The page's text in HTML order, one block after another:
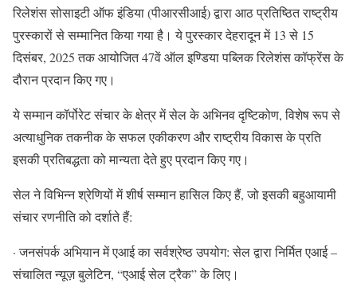
रिलेशंस सोसाइटी ऑफ इंडिया (पीआरसीआई) द्वारा आठ प्रतिष्ठित राष्ट्रीय
पुरस्कारों से सम्मानित किया गया है। ये पुरस्कार देहरादून में 13 से 15
दिसंबर, 2025 तक आयोजित 47वें ऑल इण्डिया पब्लिक रिलेशंस कॉफ्रेंस के
दौरान प्रदान किए गए।
ये सम्मान कॉर्पोरेट संचार के क्षेत्र में सेल के अभिनव दृष्टिकोण, विशेष रूप से
अत्याधुनिक तकनीक के सफल एकीकरण और राष्ट्रीय विकास के प्रति
इसकी प्रतिबद्धता को मान्यता देते हुए प्रदान किए गए।
सेल ने विभिन्न श्रेणियों में शीर्ष सम्मान हासिल किए हैं, जो इसकी बहुआयामी
संचार रणनीति को दर्शाते हैं:
· जनसंपर्क अभियान में एआई का सर्वश्रेष्ठ उपयोग: सेल द्वारा निर्मित एआई –
संचालित न्यूज़ बुलेटिन, “एआई सेल ट्रैक” के लिए।